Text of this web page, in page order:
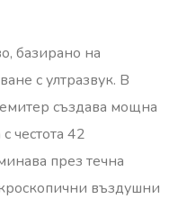
базирано на
с ултразвук. В
създава мощна
честота 42
през течна
въздушни